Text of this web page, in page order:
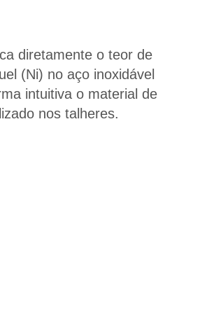
diretamente o teor de
(Ni) no aço inoxidável
intuitiva o material de
nos talheres.